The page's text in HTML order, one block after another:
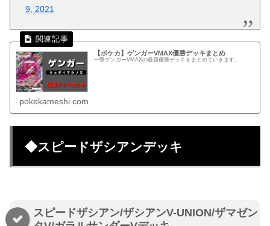
9, 2021
【ポケカ】ゲンガーVMAX優勝デッキまとめ
一撃ゲンガーVMAXの最新優勝デッキをまとめていきます。
pokekameshi.com
◆スピードザシアンデッキ
スピードザシアン/ザシアンV-UNION/ザマゼン